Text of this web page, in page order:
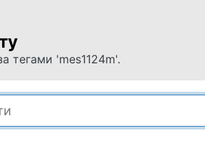
тегами 'mes1124m'.